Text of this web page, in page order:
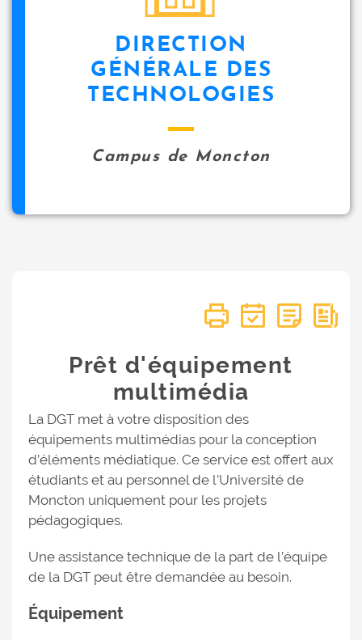
DIRECTION
GÉNÉRALE DES
TECHNOLOGIES
Campus de Moncton
Prêt d'équipement
multimédia
La DGT met à votre disposition des
équipements multimédias pour la conception
d’éléments médiatique. Ce service est offert aux
étudiants et au personnel de l’Université de
Moncton uniquement pour les projets
pédagogiques.
Une assistance technique de la part de l’équipe
de la DGT peut être demandée au besoin.
Équipement